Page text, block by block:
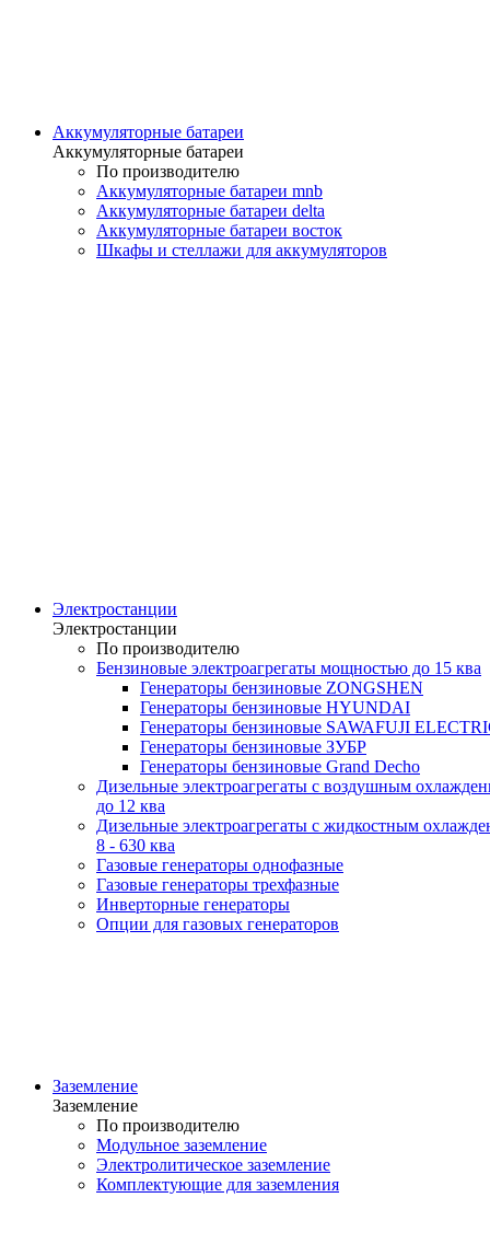
Аккумуляторные батареи
Аккумуляторные батареи
По производителю
Аккумуляторные батареи mnb
Аккумуляторные батареи delta
Аккумуляторные батареи восток
Шкафы и стеллажи для аккумуляторов
Электростанции
Электростанции
По производителю
Бензиновые электроагрегаты мощностью до 15 ква
Генераторы бензиновые ZONGSHEN
Генераторы бензиновые HYUNDAI
Генераторы бензиновые SAWAFUJI
Генераторы бензиновые ЗУБР
Генераторы бензиновые Grand Decho
Дизельные электроагрегаты с воздушным
до 12 ква
Дизельные электроагрегаты с жидкостным
8 - 630 ква
Газовые генераторы однофазные
Газовые генераторы трехфазные
Инверторные генераторы
Опции для газовых генераторов
Заземление
Заземление
По производителю
Модульное заземление
Электролитическое заземление
Комплектующие для заземления